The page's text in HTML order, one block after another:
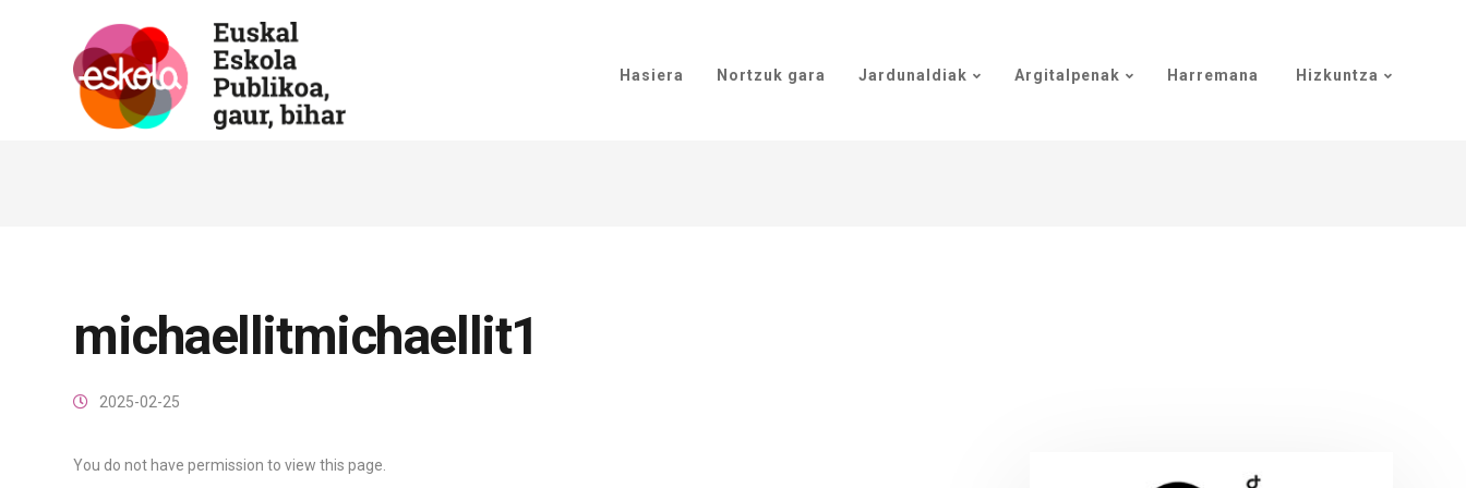
Hasiera Nortzuk gara Jardunaldiak Argitalpenak Harremana Hizkuntza
michaellitmichaellit1
2025-02-25
You do not have permission to view this page.